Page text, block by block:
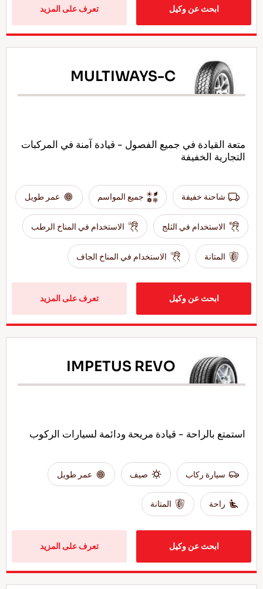
ابحث عن وكيل تعرف على المزيد
MULTIWAYS-C
متعة القيادة في جميع الفصول - قيادة آمنة في المركبات
التجارية الخفيفة
شاحنة خفيفة جميع المواسم عمر طويل
الاستخدام في الثلج الاستخدام في المناخ الرطب
المتانة الاستخدام في المناخ الجاف
ابحث عن وكيل تعرف على المزيد
IMPETUS REVO
استمتع بالراحة - قيادة مريحة ودائمة لسيارات الركوب
سيارة ركاب صيف عمر طويل
راحة المتانة
ابحث عن وكيل تعرف على المزيد